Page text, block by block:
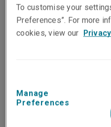
我們亦可能在進行業務活
的資訊。這可能包括（以
形式）使用您的個人資料
利寶收集關於您的個人資
To customise your
Preferences”. For more
cookies, view our
Manage
Preferences